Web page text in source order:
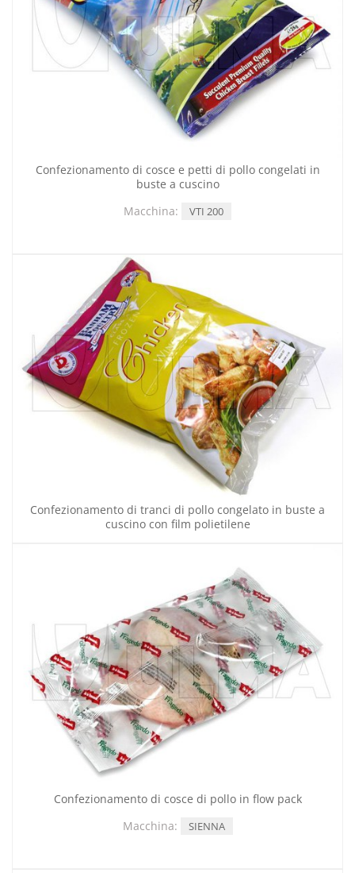
Confezionamento di cosce e petti di pollo congelati in
buste a cuscino
Macchina:
VTI 200
Confezionamento di tranci di pollo congelato in buste a
cuscino con film polietilene
Confezionamento di cosce di pollo in flow pack
Macchina:
SIENNA